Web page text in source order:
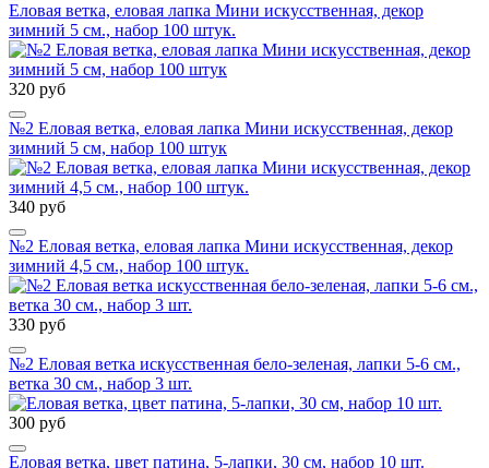
Еловая ветка, еловая лапка Мини искусственная, декор
зимний 5 см., набор 100 штук.
320 руб
№2 Еловая ветка, еловая лапка Мини искусственная, декор
зимний 5 см, набор 100 штук
340 руб
№2 Еловая ветка, еловая лапка Мини искусственная, декор
зимний 4,5 см., набор 100 штук.
330 руб
№2 Еловая ветка искусственная бело-зеленая, лапки 5-6 см.,
ветка 30 см., набор 3 шт.
300 руб
Еловая ветка, цвет патина, 5-лапки, 30 см, набор 10 шт.